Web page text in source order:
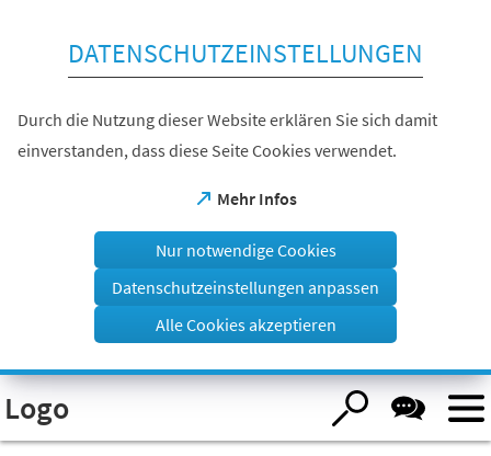
Visuelle
Assistenzsoftware
öffnen.
DATENSCHUTZEINSTELLUNGEN
Durch die Nutzung dieser Website erklären Sie sich damit
einverstanden, dass diese Seite Cookies verwendet.
Mehr Infos
(Öffnet
einem
Tab)
Nur notwendige Cookies
Datenschutzeinstellungen anpassen
Alle Cookies akzeptieren
Logo